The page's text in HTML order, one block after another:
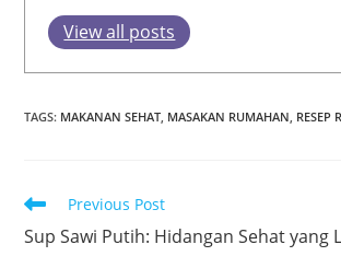
View all posts
TAGS: MAKANAN SEHAT MASAKAN RUMAHAN RESEP
Read
articles
Previous Post
Sup Sawi Putih: Hidangan Sehat yang